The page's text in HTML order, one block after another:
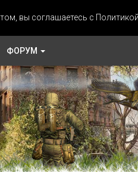
вы соглашаетесь с
ФОРУМ